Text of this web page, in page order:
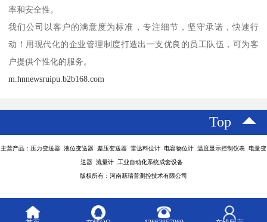
率和安全性。
我们公司以客户的满意度为标准，专注细节，坚守承诺，快速行
动！用现代化的企业管理制度打造出一支优良的员工队伍，可为客
户提供个性化的服务。
m.hnnewsruipu.b2b168.com
Top
主营产品：压力变送器 液位变送器 差压变送器 雷达料位计 电容物位计 温度显示控制仪表 电量变
送器 流量计 工业自动化系统成套设备
版权所有：河南新瑞普测控技术有限公司